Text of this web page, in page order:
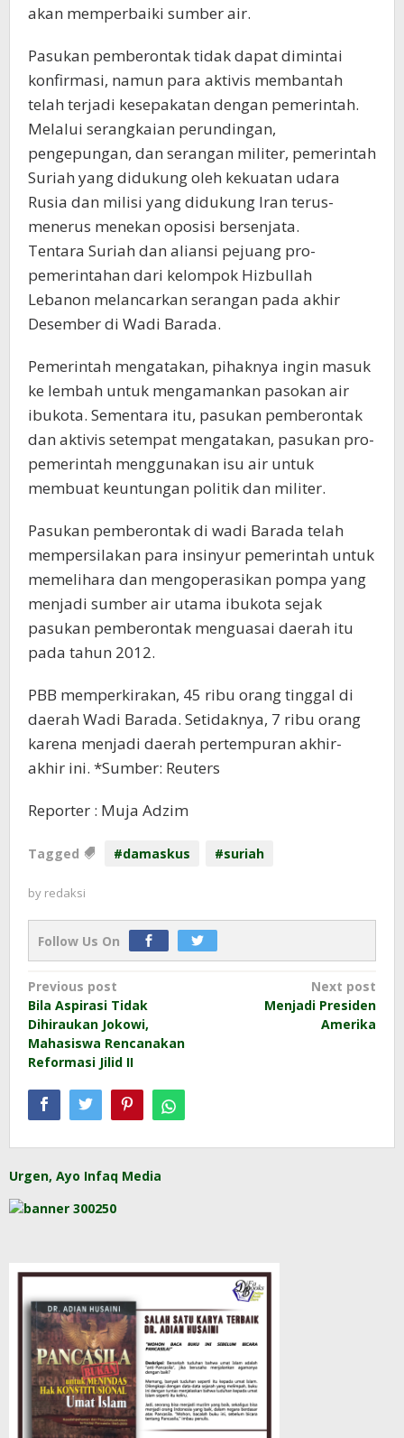
akan memperbaiki sumber air.
Pasukan pemberontak tidak dapat dimintai
konfirmasi, namun para aktivis membantah
telah terjadi kesepakatan dengan pemerintah.
Melalui serangkaian perundingan,
pengepungan, dan serangan militer, pemerintah
Suriah yang didukung oleh kekuatan udara
Rusia dan milisi yang didukung Iran terus-
menerus menekan oposisi bersenjata.
Tentara Suriah dan aliansi pejuang pro-
pemerintahan dari kelompok Hizbullah
Lebanon melancarkan serangan pada akhir
Desember di Wadi Barada.
Pemerintah mengatakan, pihaknya ingin masuk
ke lembah untuk mengamankan pasokan air
ibukota. Sementara itu, pasukan pemberontak
dan aktivis setempat mengatakan, pasukan pro-
pemerintah menggunakan isu air untuk
membuat keuntungan politik dan militer.
Pasukan pemberontak di wadi Barada telah
mempersilakan para insinyur pemerintah untuk
memelihara dan mengoperasikan pompa yang
menjadi sumber air utama ibukota sejak
pasukan pemberontak menguasai daerah itu
pada tahun 2012.
PBB memperkirakan, 45 ribu orang tinggal di
daerah Wadi Barada. Setidaknya, 7 ribu orang
karena menjadi daerah pertempuran akhir-
akhir ini. *Sumber: Reuters
Reporter : Muja Adzim
Tagged #damaskus #suriah
by redaksi
Follow Us On
Post
navigation
Previous post
Bila Aspirasi Tidak
Dihiraukan Jokowi,
Mahasiswa Rencanakan
Reformasi Jilid II
Next post
Menjadi Presiden
Amerika
Urgen, Ayo Infaq Media